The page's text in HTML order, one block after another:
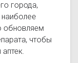
города,
обновляем
чтобы